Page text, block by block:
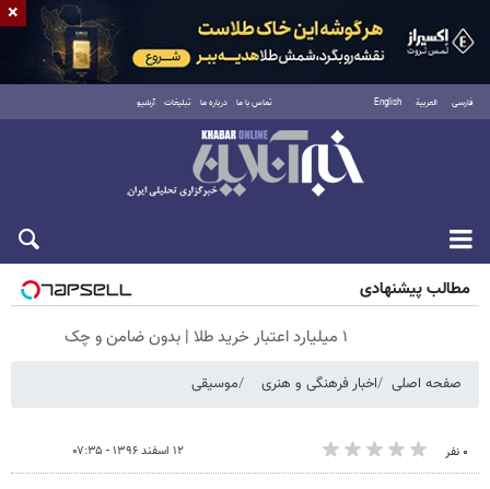
فارسی العربية English تماس با ما درباره ما تبلیغات آرشیو
جمعه ۱۶ مرداد ۱۴۰۵
مطالب پیشنهادی
۱ میلیارد اعتبار خرید طلا | بدون ضامن و چک
صفحه اصلی اخبار فرهنگی و هنری موسیقی
۰ نفر ۱۲ اسفند ۱۳۹۶ - ۰۷:۳۵
×